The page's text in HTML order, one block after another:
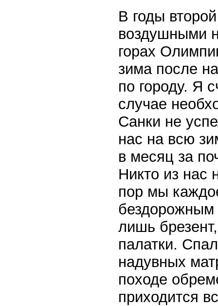
В годы
воздушными
горах
зима после
по городу. Я
случае
Санки не
нас на всю
в месяц за
Никто из нас
пор мы
бездорожным
лишь
палатки.
надувных
походе
приходится